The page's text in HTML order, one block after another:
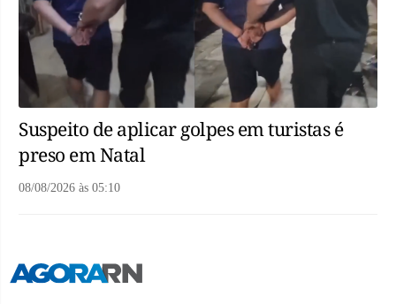
Suspeito de aplicar golpes em turistas é
preso em Natal
08/08/2026 às 05:10